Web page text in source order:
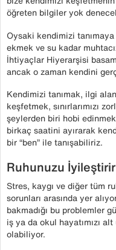
öğreten bilgiler yok
Oysaki kendimizi tanımaya
ekmek ve su kadar
İhtiyaçlar Hiyerarşisi
ancak o zaman kendini
Kendimizi tanımak, ilgi
keşfetmek, sınırlarımızı
şeylerden biri hobi
birkaç saatini ayırarak
bir “ben” ile tanışabiliriz.
Ruhunuzu İyileştirir
Stres, kaygı ve diğer tüm
sorunları arasında yer
bakmadığı bu problemler
iş ya da okul hayatımızı
olabiliyor.